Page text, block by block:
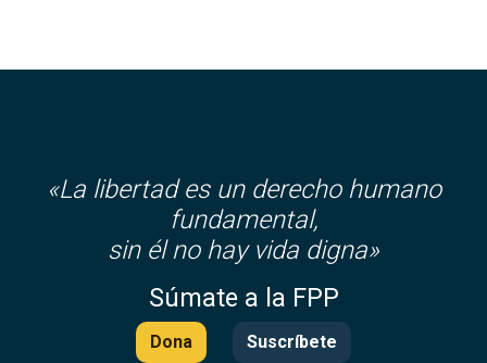
«La libertad es un derecho humano
fundamental,
sin él no hay vida digna»
Súmate a la FPP
Dona Suscríbete